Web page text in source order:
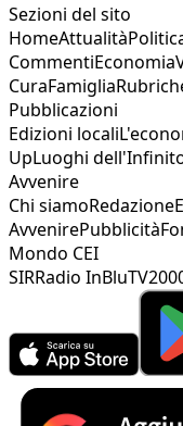
Sezioni del sito
HomeAttualità
CommentiEconomia
CuraFamiglia
Pubblicazioni
Edizioni locali
UpLuoghi
Avvenire
Chi siamoRedazione
AvvenirePubblicità
Mondo CEI
SIRRadio InBlu